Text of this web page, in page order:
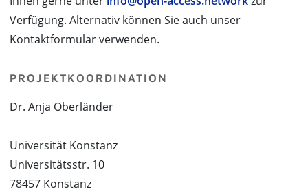
Verfügung. Alternativ können Sie auch unser
Kontaktformular verwenden.
PROJEKTKOORDINATION
Dr. Anja Oberländer
Universität Konstanz
Universitätsstr. 10
78457 Konstanz